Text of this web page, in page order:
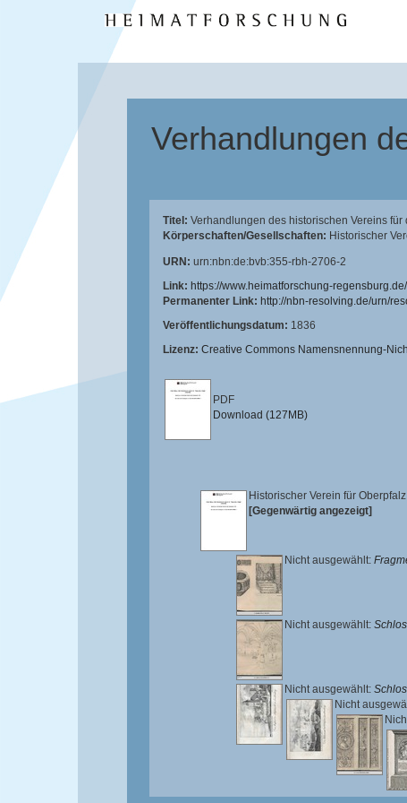
Verhandlungen
Titel: Verhandlungen des historischen Vereins
Körperschaften/Gesellschaften: Historischer
URN: urn:nbn:de:bvb:355-rbh-2706-2
Link: https://www.heimatforschung-
Permanenter Link: http://nbn-resolving.de/urn/
Veröffentlichungsdatum: 1836
Lizenz: Creative Commons Namensnennung-
PDF
Download (127MB)
Historischer Verein für
[Gegenwärtig angezeigt]
Nicht ausgewählt:
Nicht ausgewählt:
Nicht ausgewählt:
Nicht